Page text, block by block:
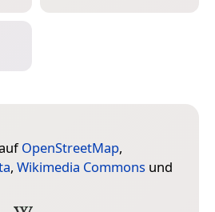
OpenStreetMap,
, Wikimedia Commons und